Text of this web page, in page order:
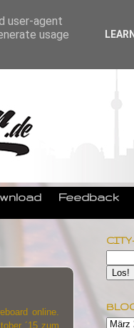
Feedback
online.
´15 zum
user-agent
usage